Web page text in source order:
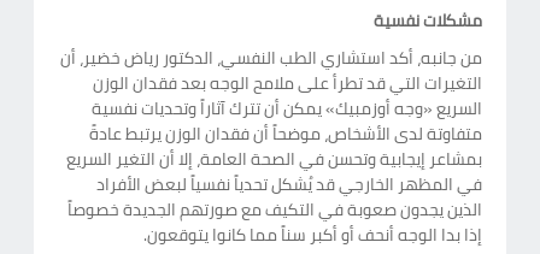
مشكلات نفسية
من جانبه، أكد استشاري الطب النفسي، الدكتور رياض خضير، أن
التغيرات التي قد تطرأ على ملامح الوجه بعد فقدان الوزن
السريع «وجه أوزمبيك» يمكن أن تترك آثاراً وتحديات نفسية
متفاوتة لدى الأشخاص، موضحاً أن فقدان الوزن يرتبط عادةً
بمشاعر إيجابية وتحسن في الصحة العامة، إلا أن التغير السريع
في المظهر الخارجي قد يُشكل تحدياً نفسياً لبعض الأفراد
الذين يجدون صعوبة في التكيف مع صورتهم الجديدة خصوصاً
إذا بدا الوجه أنحف أو أكبر سناً مما كانوا يتوقعون.